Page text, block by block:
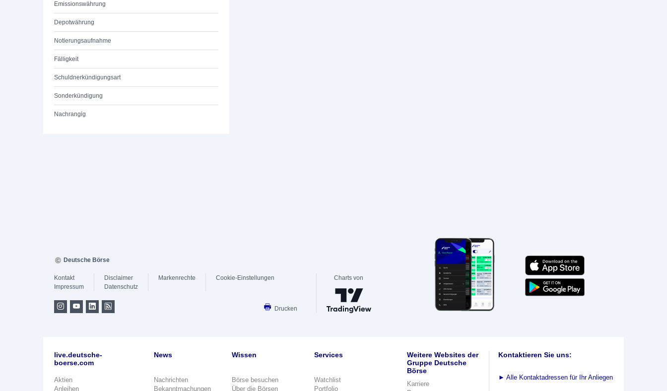
Emissionswährung
Depotwährung
Notierungsaufnahme
Fälligkeit
Schuldnerkündigungsart
Sonderkündigung
Nachrangig
Deutsche Börse
Kontakt
Impressum
Disclaimer
Datenschutz
Markenrechte Cookie-Einstellungen
Drucken
Charts von
live.deutsche-
boerse.com
Aktien
Anleihen
News
Nachrichten
Bekanntmachungen
Wissen
Börse besuchen
Über die Börsen
Services
Watchlist
Portfolio
Weitere Websites der
Gruppe Deutsche
Börse
Karriere
Kontaktieren Sie uns:
► Alle Kontaktadressen für Ihr Anliegen